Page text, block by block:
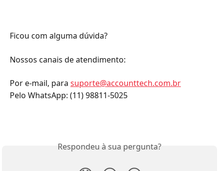
Ficou com alguma dúvida?
Nossos canais de atendimento:
Por e-mail, para suporte@accounttech.com.br
Pelo WhatsApp: (11) 98811-5025
Respondeu à sua pergunta?